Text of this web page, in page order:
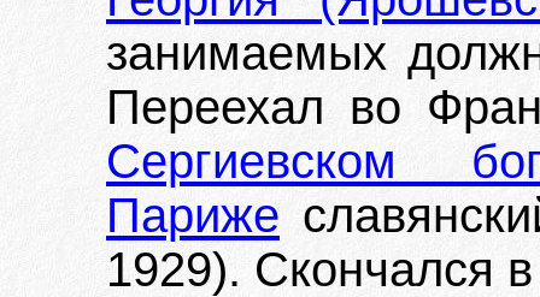
занимаемых
Переехал во
Сергиевском
Париже
1929). Скончался